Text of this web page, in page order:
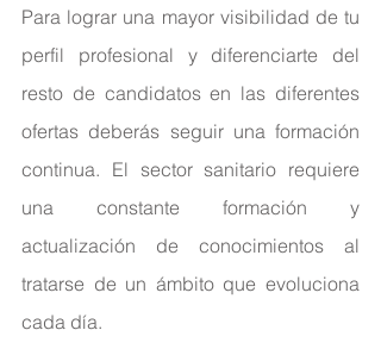
Para lograr una mayor visibilidad de tu
perfil profesional y diferenciarte del
resto de candidatos en las diferentes
ofertas deberás seguir una formación
continua. El sector sanitario requiere
una constante formación y
actualización de conocimientos al
tratarse de un ámbito que evoluciona
cada día.